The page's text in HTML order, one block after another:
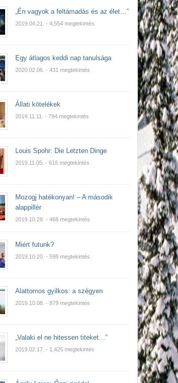
„Én vagyok a feltámadás és az élet…”
2019.04.21. - 4,554 megtekintés
Egy átlagos keddi nap tanulsága
2020.02.06. - 431 megtekintés
Állati kötelékek
2019.11.11. - 794 megtekintés
Louis Spohr: Die Letzten Dinge
2019.11.05. - 616 megtekintés
Mozogj hatékonyan! – A második
alappillér
2019.10.28. - 468 megtekintés
Miért futunk?
2019.10.20. - 598 megtekintés
Alattomos gyilkos: a szégyen
2019.10.08. - 879 megtekintés
„Valaki el ne hitessen titeket…”
2019.02.17. - 1,425 megtekintés